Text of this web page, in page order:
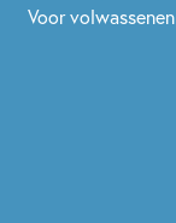
Voor volwassenen